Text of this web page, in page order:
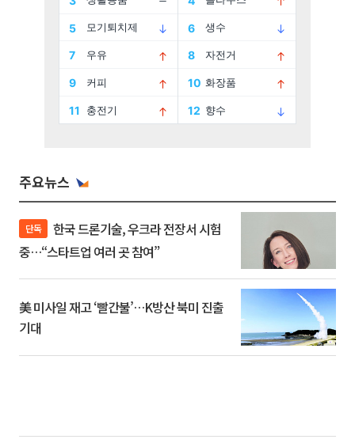
주요뉴스
단독
중…“스타트업 여러 곳 참여”
美 미사일 재고 ‘빨간불’…K방산 북미 진출
기대